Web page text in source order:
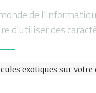
de
d’utiliser des